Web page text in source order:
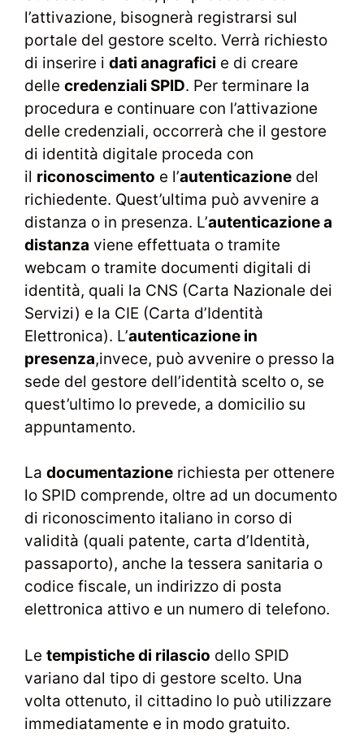
l’attivazione, bisognerà registrarsi sul
portale del gestore scelto. Verrà richiesto
di inserire i dati anagrafici e di creare
delle credenziali SPID. Per terminare la
procedura e continuare con l’attivazione
delle credenziali, occorrerà che il gestore
di identità digitale proceda con
il riconoscimento e l’autenticazione del
richiedente. Quest’ultima può avvenire a
distanza o in presenza. L’autenticazione a
distanza viene effettuata o tramite
webcam o tramite documenti digitali di
identità, quali la CNS (Carta Nazionale dei
Servizi) e la CIE (Carta d’Identità
Elettronica). L’autenticazione in
presenza,invece, può avvenire o presso la
sede del gestore dell’identità scelto o, se
quest’ultimo lo prevede, a domicilio su
appuntamento.
La documentazione richiesta per ottenere
lo SPID comprende, oltre ad un documento
di riconoscimento italiano in corso di
validità (quali patente, carta d’Identità,
passaporto), anche la tessera sanitaria o
codice fiscale, un indirizzo di posta
elettronica attivo e un numero di telefono.
Le tempistiche di rilascio dello SPID
variano dal tipo di gestore scelto. Una
volta ottenuto, il cittadino lo può utilizzare
immediatamente e in modo gratuito.